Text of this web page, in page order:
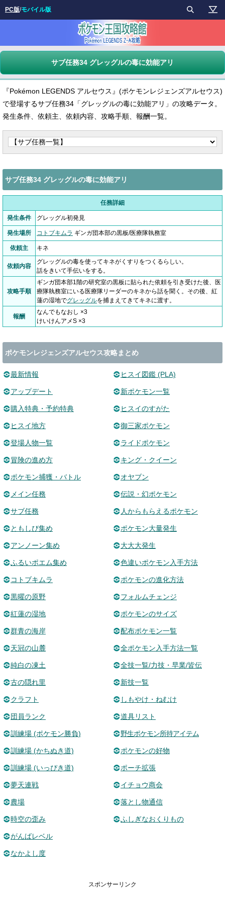
サブ任務34 グレッグルの毒に効能アリ
『Pokémon LEGENDS アルセウス』(ポケモンレジェンズアルセウス)
で登場するサブ任務34「グレッグルの毒に効能アリ」の攻略データ。
発生条件、依頼主、依頼内容、攻略手順、報酬一覧。
サブ任務34 グレッグルの毒に効能アリ
任務詳細
発生条件 グレッグル初発見
発生場所 コトブキムラ ギンガ団本部の黒板/医療隊執務室
依頼主 キネ
依頼内容
グレッグルの毒を使ってキネがくすりをつくるらしい。
話をきいて手伝いをする。
攻略手順
ギンガ団本部1階の研究室の黒板に貼られた依頼を引き受けた後、医
療隊執務室にいる医療隊リーダーのキネから話を聞く。その後、紅
蓮の湿地でグレッグルを捕まえてきてキネに渡す。
報酬
なんでもなおし ×3
けいけんアメS ×3
ポケモンレジェンズアルセウス攻略まとめ
最新情報
アップデート
購入特典・予約特典
ヒスイ地方
登場人物一覧
冒険の進め方
ポケモン捕獲・バトル
メイン任務
サブ任務
ともしび集め
アンノーン集め
ふるいポエム集め
コトブキムラ
黒曜の原野
紅蓮の湿地
群青の海岸
天冠の山麓
純白の凍土
古の隠れ里
クラフト
団員ランク
訓練場 (ポケモン勝負)
訓練場 (かちぬき道)
訓練場 (いっぴき道)
夢天連戦
農場
時空の歪み
がんばレベル
なかよし度
ヒスイ図鑑 (PLA)
新ポケモン一覧
ヒスイのすがた
御三家ポケモン
ライドポケモン
キング・クイーン
オヤブン
伝説・幻ポケモン
人からもらえるポケモン
ポケモン大量発生
大大大発生
色違いポケモン入手方法
ポケモンの進化方法
フォルムチェンジ
ポケモンのサイズ
配布ポケモン一覧
全ポケモン入手方法一覧
全技一覧/力技・早業/皆伝
新技一覧
しもやけ・ねむけ
道具リスト
野生ポケモン所持アイテム
ポケモンの好物
ポーチ拡張
イチョウ商会
落とし物通信
ふしぎなおくりもの
スポンサーリンク
PC版/モバイル版